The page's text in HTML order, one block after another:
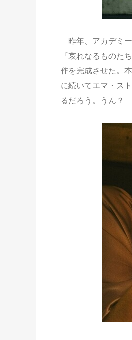
昨年、アカデミー
『哀れなるものた
作を完成させた。
に続いてエマ・ス
るだろう。うん？